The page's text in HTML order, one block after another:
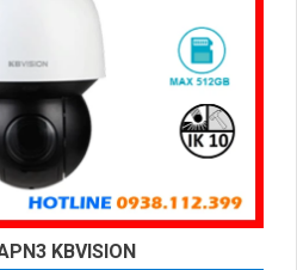
KBVISION